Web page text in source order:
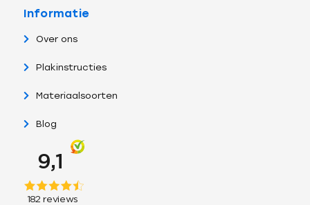
Informatie
Over ons
Plakinstructies
Materiaalsoorten
Blog